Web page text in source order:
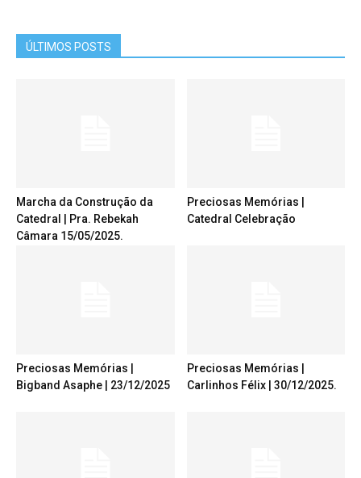
ÚLTIMOS POSTS
Marcha da Construção da
Catedral | Pra. Rebekah
Câmara 15/05/2025.
Preciosas Memórias |
Catedral Celebração
Preciosas Memórias |
Bigband Asaphe | 23/12/2025
Preciosas Memórias |
Carlinhos Félix | 30/12/2025.